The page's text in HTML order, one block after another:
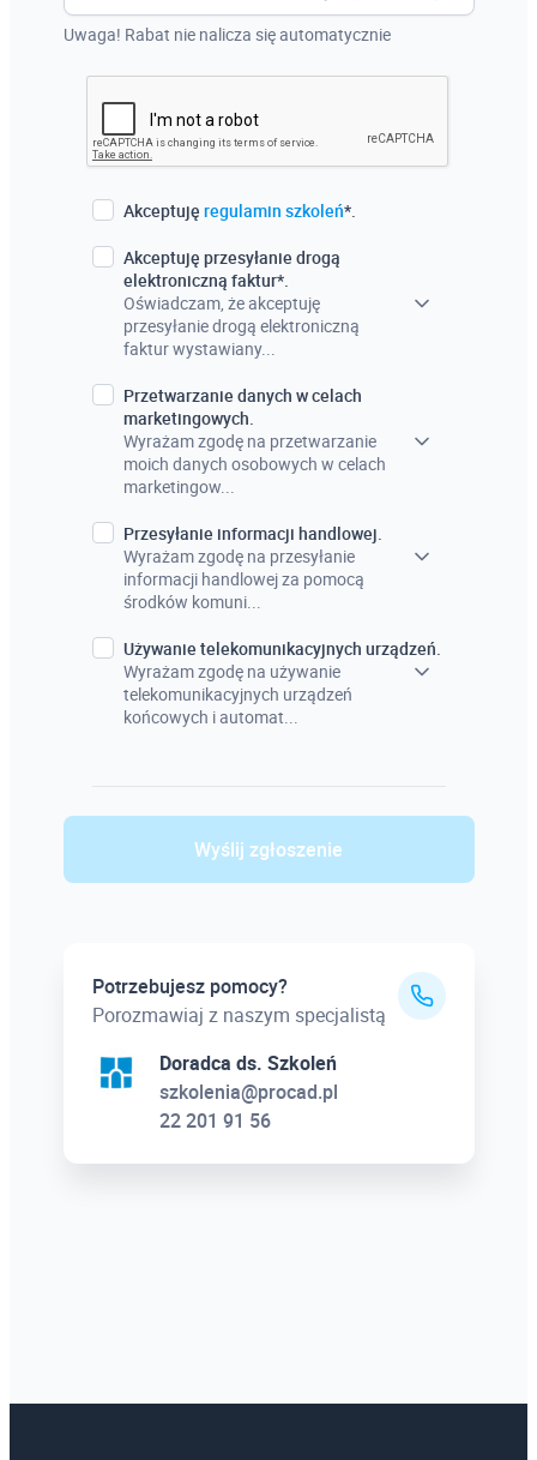
Uwaga! Rabat nie nalicza się automatycznie
Akceptuję regulamin szkoleń*.
Akceptuję przesyłanie drogą
elektroniczną faktur*.
Oświadczam, że akceptuję
przesyłanie drogą elektroniczną
faktur wystawiany...
Przetwarzanie danych w celach
marketingowych.
Wyrażam zgodę na przetwarzanie
moich danych osobowych w celach
marketingow...
Przesyłanie informacji handlowej.
Wyrażam zgodę na przesyłanie
informacji handlowej za pomocą
środków komuni...
Używanie telekomunikacyjnych urządzeń.
Wyrażam zgodę na używanie
telekomunikacyjnych urządzeń
końcowych i automat...
Wyślij zgłoszenie
Potrzebujesz pomocy?
Porozmawiaj z naszym specjalistą
Doradca ds. Szkoleń
szkolenia@procad.pl
22 201 91 56
Szwecja
Holandia
Czechy